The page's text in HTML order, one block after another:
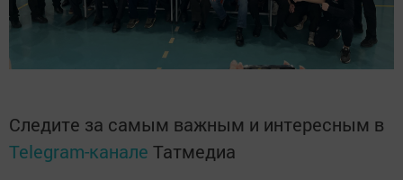
Следите за самым важным и интересным в
Telegram-канале Татмедиа